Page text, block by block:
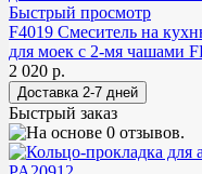
Быстрый просмотр
F4019 Смеситель на
для моек с 2-мя чашами
2 020 р.
Быстрый заказ